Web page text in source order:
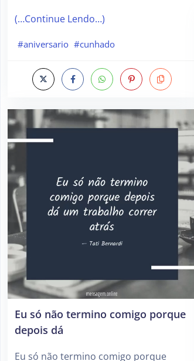
(…Continue Lendo…)
#aniversario #cunhado
Eu só não termino comigo porque
depois dá
Eu só não termino comigo porque